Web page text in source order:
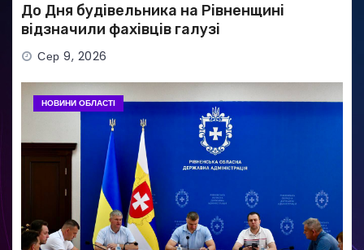
До Дня будівельника на Рівненщині
відзначили фахівців галузі
Сер 9, 2026
НОВИНИ ОБЛАСТІ